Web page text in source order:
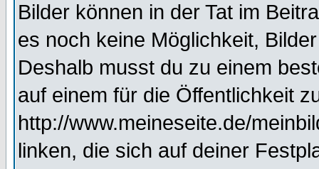
Bilder können in der Tat im
es noch keine Möglichkeit,
Deshalb musst du zu einem
auf einem für die Öffentlichkeit
http://www.meineseite.de/
linken, die sich auf deiner